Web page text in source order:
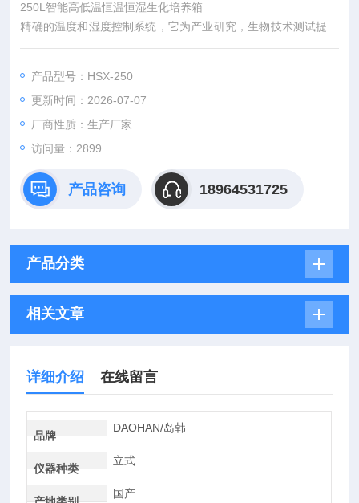
250L智能高低温恒温恒湿生化培养箱
精确的温度和湿度控制系统，它为产业研究，生物技术测试提供
所需要的各种环境模拟条件。因此可广泛适用于药物、纺织、食
包装、产品寿命等测试。
产品型号：HSX-250
更新时间：2026-07-07
厂商性质：生产厂家
访问量：2899
产品咨询 18964531725
产品分类
相关文章
详细介绍 在线留言
品牌
DAOHAN/岛韩
仪器种类
立式
国产